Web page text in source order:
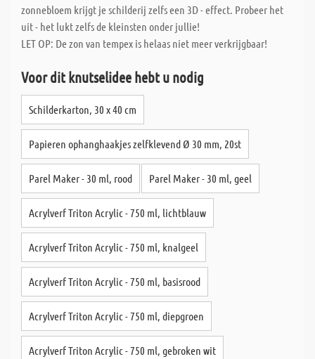
zonnebloem krijgt je schilderij zelfs een 3D - effect. Probeer het
uit - het lukt zelfs de kleinsten onder jullie!
LET OP: De zon van tempex is helaas niet meer verkrijgbaar!
Voor dit knutselidee hebt u nodig
Schilderkarton, 30 x 40 cm
Papieren ophanghaakjes zelfklevend Ø 30 mm, 20st
Parel Maker - 30 ml, rood Parel Maker - 30 ml, geel
Acrylverf Triton Acrylic - 750 ml, lichtblauw
Acrylverf Triton Acrylic - 750 ml, knalgeel
Acrylverf Triton Acrylic - 750 ml, basisrood
Acrylverf Triton Acrylic - 750 ml, diepgroen
Acrylverf Triton Acrylic - 750 ml, gebroken wit